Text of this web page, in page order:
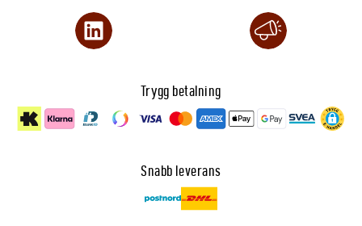
Trygg betalning
Snabb leverans